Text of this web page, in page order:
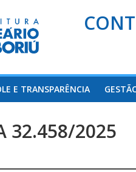
E TRANSPARÊNCIA
32.458/2025